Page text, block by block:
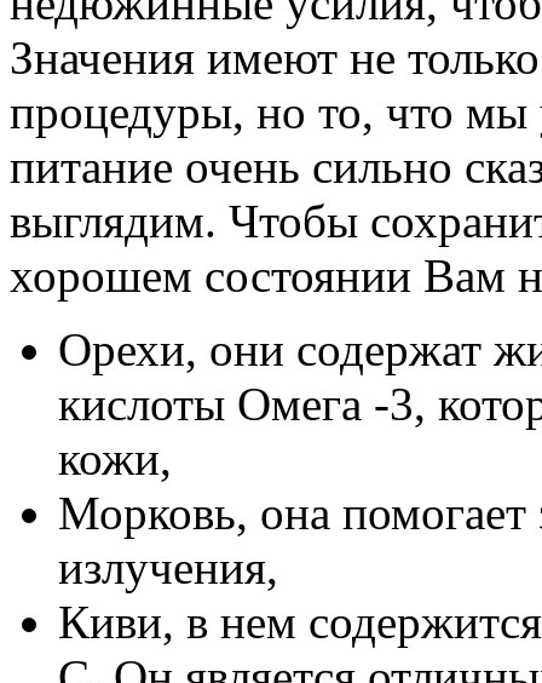
Значения имеют не
процедуры, но то, что мы
питание очень сильно
выглядим. Чтобы
хорошем состоянии Вам
Орехи, они содержат
кислоты Омега -3,
кожи,
Морковь, она помогает
излучения,
Киви, в нем